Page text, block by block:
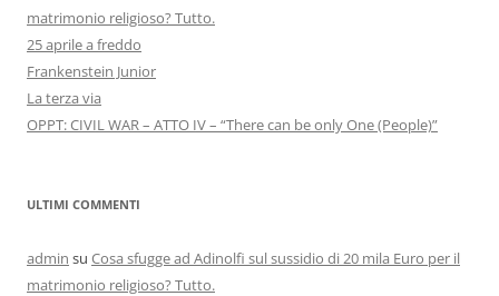
matrimonio religioso? Tutto.
25 aprile a freddo
Frankenstein Junior
La terza via
OPPT: CIVIL WAR – ATTO IV – “There can be only One (People)”
ULTIMI COMMENTI
admin su Cosa sfugge ad Adinolfi sul sussidio di 20 mila Euro per il
matrimonio religioso? Tutto.